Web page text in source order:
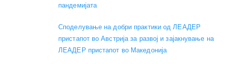
пандемијата
Споделување на добри практики од ЛЕАДЕР
пристапот во Австрија за развој и зајакнување на
ЛЕАДЕР пристапот во Македонија